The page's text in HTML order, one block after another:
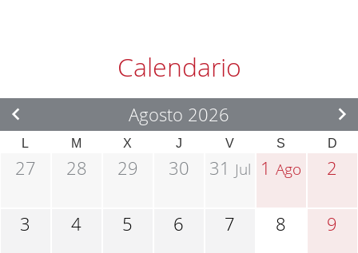
Calendario
Agosto 2026
L M X J V S D
27 28 29 30 31 Jul 1Ago 2
3 4 5 6 7 8 9